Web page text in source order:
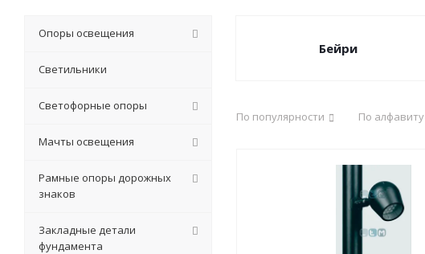
Бейри
По популярности По алфавиту
Опоры освещения
Светильники
Светофорные опоры
Мачты освещения
Рамные опоры дорожных
знаков
Закладные детали
фундамента